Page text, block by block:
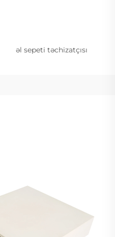
əl sepeti təchizatçısı